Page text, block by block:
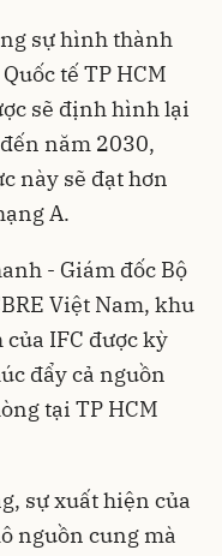
sự hình thành
tế TP HCM
sẽ định hình lại
năm 2030,
này sẽ đạt hơn
A.
- Giám đốc Bộ
Việt Nam, khu
IFC được kỳ
đẩy cả nguồn
tại TP HCM
sự xuất hiện của
nguồn cung mà